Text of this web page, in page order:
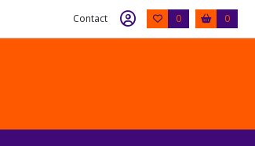
Contact 0 0